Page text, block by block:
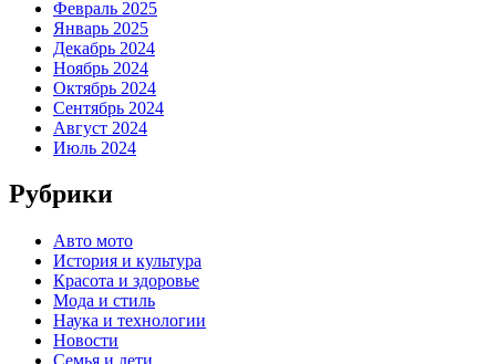
Февраль 2025
Январь 2025
Декабрь 2024
Ноябрь 2024
Октябрь 2024
Сентябрь 2024
Август 2024
Июль 2024
Рубрики
Авто мото
История и культура
Красота и здоровье
Мода и стиль
Наука и технологии
Новости